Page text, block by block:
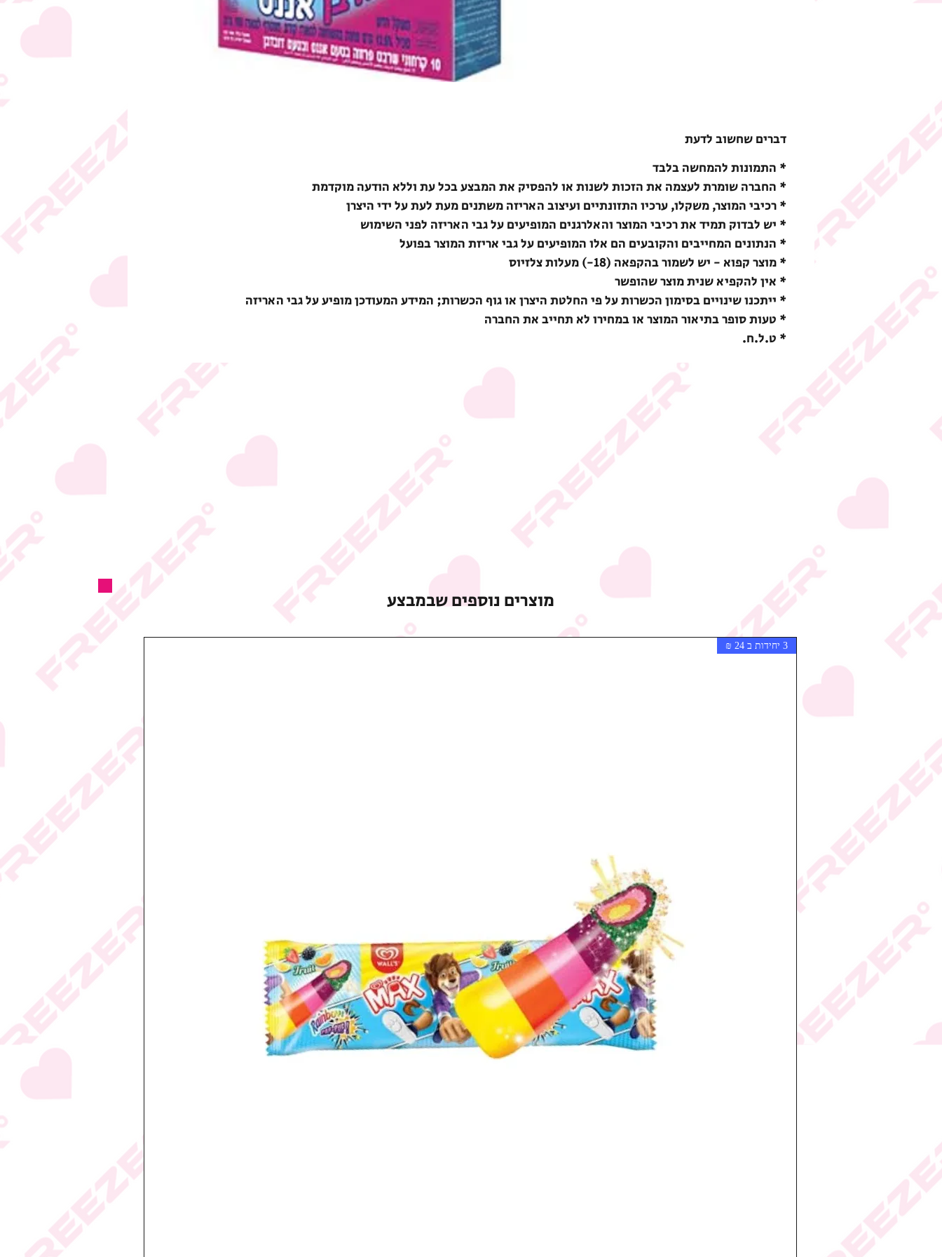
דברים שחשוב לדעת
* התמונות להמחשה בלבד
* החברה שומרת לעצמה את הזכות לשנות או להפסיק את המבצע בכל עת וללא הודעה מוקדמת
* רכיבי המוצר, משקלו, ערכיו התזונתיים ועיצוב האריזה משתנים מעת לעת על ידי היצרן
* יש לבדוק תמיד את רכיבי המוצר והאלרגנים המופיעים על גבי האריזה לפני השימוש
* הנתונים המחייבים והקובעים הם אלו המופיעים על גבי אריזת המוצר בפועל
* מוצר קפוא - יש לשמור בהקפאה (18-) מעלות צלזיוס
* אין להקפיא שנית מוצר שהופשר
* ייתכנו שינויים בסימון הכשרות על פי החלטת היצרן או גוף הכשרות; המידע המעודכן מופיע על גבי האריזה
* טעות סופר בתיאור המוצר או במחירו לא תחייב את החברה
* ט.ל.ח.
מוצרים נוספים שבמבצע
3 יחידות ב 24 ₪